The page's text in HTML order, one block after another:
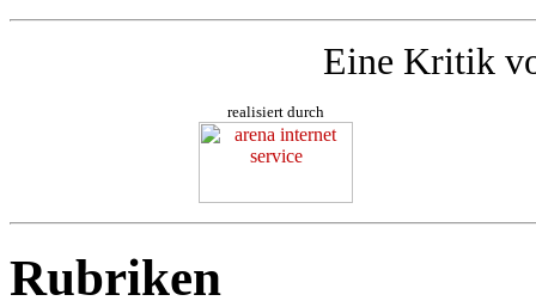
Eine Kritik
realisiert durch
Rubriken